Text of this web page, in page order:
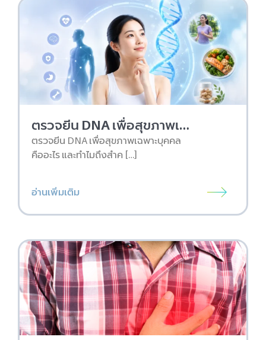
ตรวจยีน DNA เพื่อสุขภาพเฉพาะบุคคล คืออะไร และเริ่มต้นยังไง
ตรวจยีน DNA เพื่อสุขภาพเฉพาะบุคคล
คืออะไร และทำไมถึงสำค […]
อ่านเพิ่มเติม